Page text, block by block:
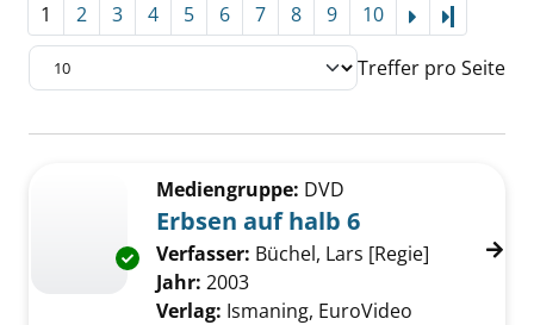
1 2 3 4 5 6 7 8 9 10
Treffer pro Seite
Zu den Suchfiltern springen
Exemplar-Details von Erbsen auf halb 6
Mediengruppe: DVD
Erbsen auf halb 6
Verfasser: Büchel, Lars [Regie] Suche
Jahr: 2003
Verlag: Ismaning, EuroVideo